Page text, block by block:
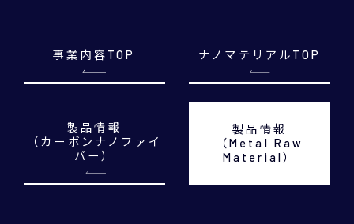
事業内容TOP ナノマテリアルTOP
製品情報
（カーボンナノファイ
バー）
製品情報
（Metal Raw
Material）